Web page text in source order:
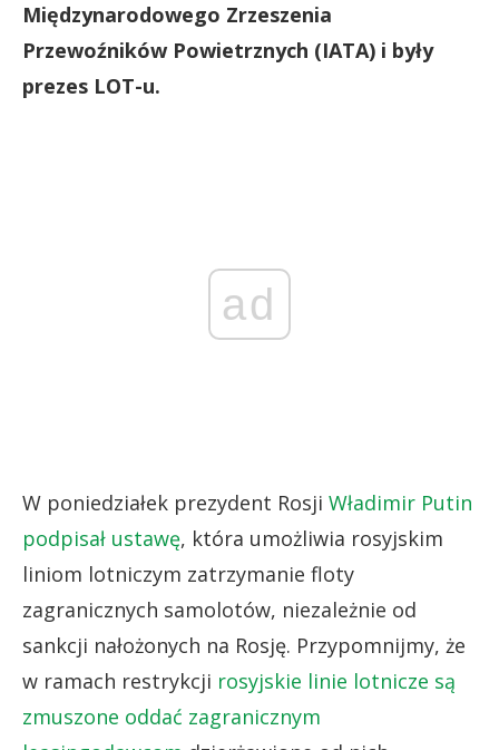
Międzynarodowego Zrzeszenia
Przewoźników Powietrznych (IATA) i były
prezes LOT-u.
ad
W poniedziałek prezydent Rosji Władimir Putin
podpisał ustawę, która umożliwia rosyjskim
liniom lotniczym zatrzymanie floty
zagranicznych samolotów, niezależnie od
sankcji nałożonych na Rosję. Przypomnijmy, że
w ramach restrykcji rosyjskie linie lotnicze są
zmuszone oddać zagranicznym